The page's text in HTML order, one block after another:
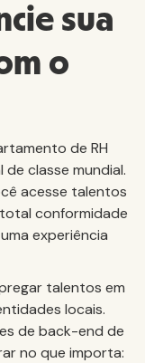
sua
o
de RH
classe mundial.
acesse talentos
conformidade
experiência
talentos em
locais.
de back-end de
no que importa: